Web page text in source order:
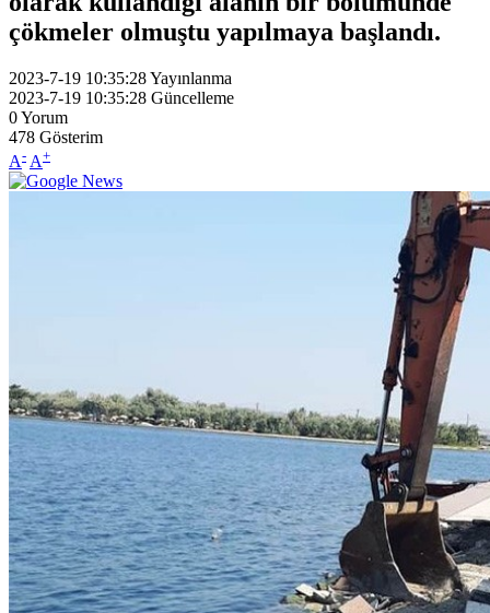
çökmeler olmuştu yapılmaya başlandı.
2023-7-19 10:35:28Yayınlanma
2023-7-19 10:35:28 Güncelleme
0Yorum
478 Gösterim
A- A+